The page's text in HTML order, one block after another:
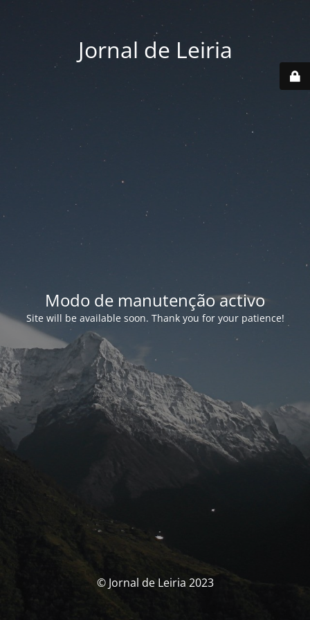
Jornal de Leiria
Modo de manutenção activo
Site will be available soon. Thank you for your patience!
© Jornal de Leiria 2023